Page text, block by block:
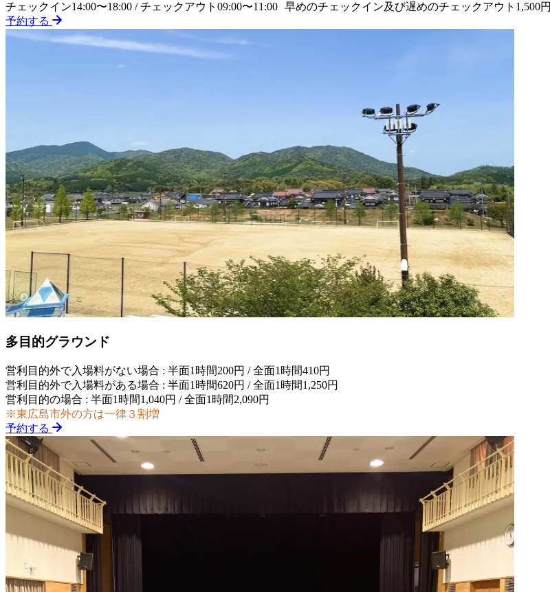
チェックイン14:00〜18:00 / チェックアウト09:00〜11:00 早めのチェックイン及び遅めのチェックアウト1,500円
予約する
多目的グラウンド
営利目的外で入場料がない場合 : 半面1時間200円 / 全面1時間410円
営利目的外で入場料がある場合 : 半面1時間620円 / 全面1時間1,250円
営利目的の場合 : 半面1時間1,040円 / 全面1時間2,090円
※東広島市外の方は一律３割増
予約する